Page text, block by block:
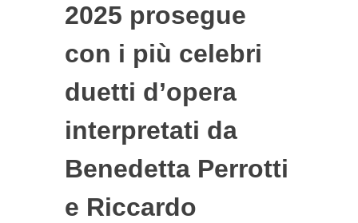
2025 prosegue
con i più celebri
duetti d’opera
interpretati da
Benedetta Perrotti
e Riccardo